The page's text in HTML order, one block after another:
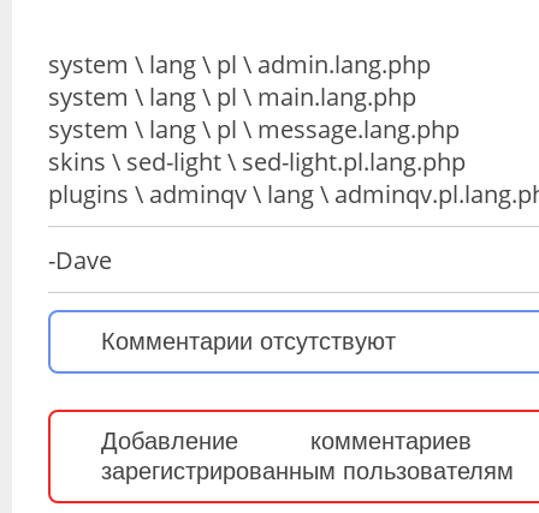
system \ lang \ pl \ admin.lang.php
system \ lang \ pl \ main.lang.php
system \ lang \ pl \ message.lang.php
skins \ sed-light \ sed-light.pl.lang.php
plugins \ adminqv \ lang \
-Dave
Комментарии отсутствуют
Добавление комментариев
зарегистрированным пользователям